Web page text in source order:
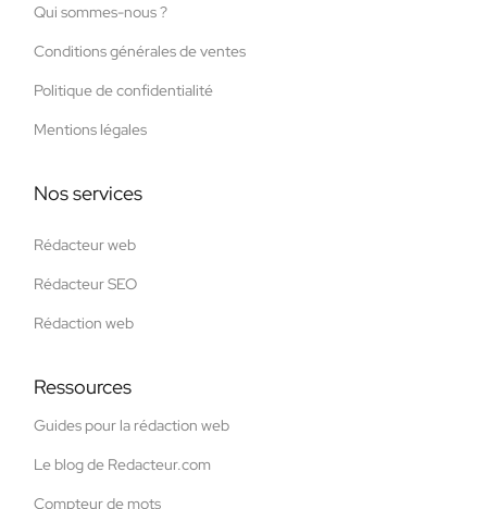
Qui sommes-nous ?
Conditions générales de ventes
Politique de confidentialité
Mentions légales
Nos services
Rédacteur web
Rédacteur SEO
Rédaction web
Ressources
Guides pour la rédaction web
Le blog de Redacteur.com
Compteur de mots